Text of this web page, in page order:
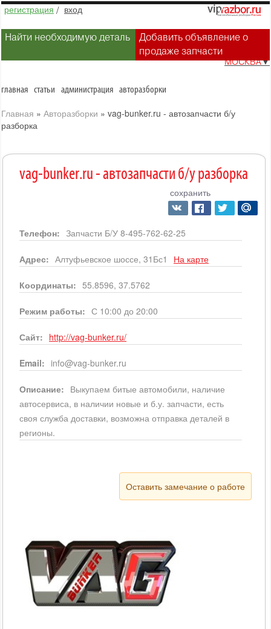
регистрация / вход
Найти необходимую деталь
Добавить объявление о
продаже запчасти
МОСКВА▼
главная статьи администрация авторазборки
Главная » Авторазборки » vag-bunker.ru - автозапчасти б/у
разборка
vag-bunker.ru - автозапчасти б/у разборка
сохранить
Телефон: Запчасти Б/У 8-495-762-62-25
Адрес: Алтуфьевское шоссе, 31Бс1 На карте
Координаты: 55.8596, 37.5762
Режим работы: С 10:00 до 20:00
Сайт: http://vag-bunker.ru/
Email: info@vag-bunker.ru
Описание: Выкупаем битые автомобили, наличие
автосервиса, в наличии новые и б.у. запчасти, есть
своя служба доставки, возможна отправка деталей в
регионы.
Оставить замечание о работе